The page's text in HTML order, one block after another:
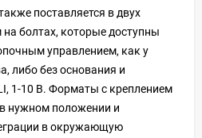
поставляется в двух
на болтах, которые доступны
управлением, как у
либо без основания и
1-10 В. Форматы с креплением
нужном положении и
в окружающую